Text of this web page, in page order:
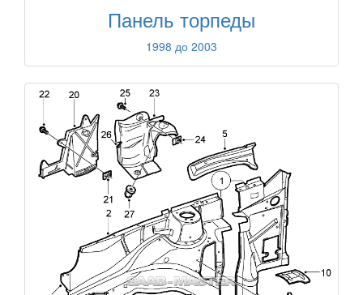
Панель торпеды
1998 до 2003